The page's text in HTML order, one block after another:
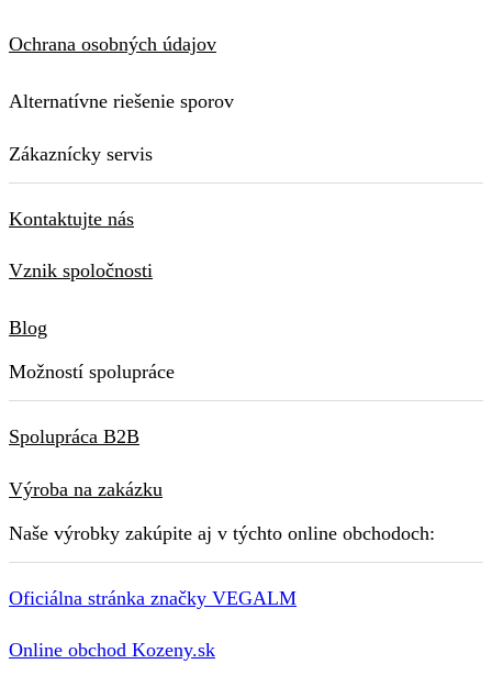
Ochrana osobných údajov
Alternatívne riešenie sporov
Zákaznícky servis
Kontaktujte nás
Vznik spoločnosti
Blog
Možností spolupráce
Spolupráca B2B
Výroba na zakázku
Naše výrobky zakúpite aj v týchto online obchodoch:
Oficiálna stránka značky VEGALM
Online obchod Kozeny.sk